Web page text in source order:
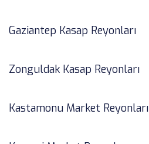
Gaziantep Kasap Reyonları
Zonguldak Kasap Reyonları
Kastamonu Market Reyonları